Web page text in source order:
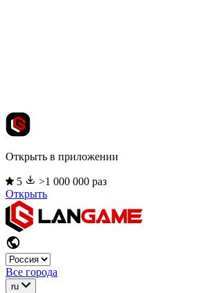
Открыть в приложении
5
>1 000 000 раз
Открыть
Все города
ru